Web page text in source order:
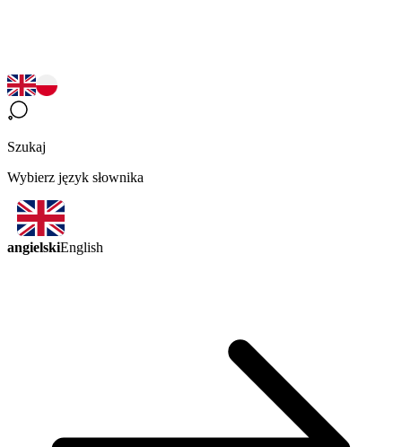
Szukaj
Wybierz język słownika
angielskiEnglish